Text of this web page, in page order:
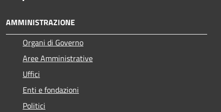
AMMINISTRAZIONE
Organi di Governo
Aree Amministrative
Uffici
Enti e fondazioni
Politici